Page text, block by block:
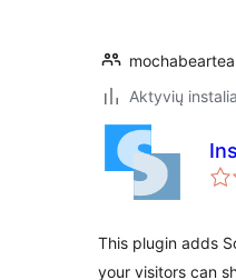
Aktyvių
This plugin adds
your visitors can